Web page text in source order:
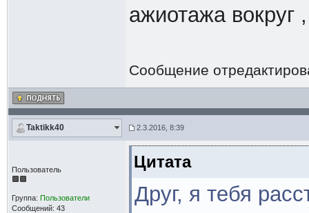
ажиотажа вокруг
Сообщение
Taktikk40 2.3.2016, 8:39
Пользователь
Группа: Пользователи
Сообщений: 43
Цитата
Друг, я тебя